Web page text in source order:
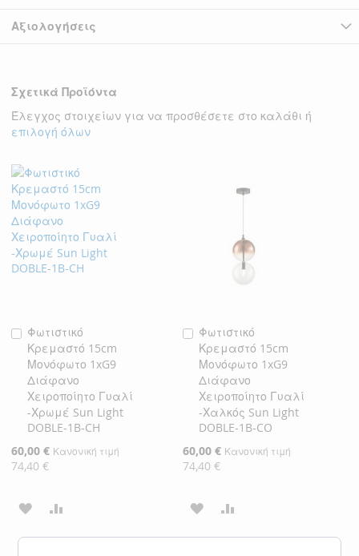
Αξιολογήσεις
Σχετικά Προϊόντα
Έλεγχος στοιχείων για να προσθέσετε στο καλάθι ή
επιλογή όλων
Φωτιστικό
Κρεμαστό 15cm
Μονόφωτο 1xG9
Διάφανο
Χειροποίητο Γυαλί
-Χρωμέ Sun Light
DOBLE-1B-CH
Ειδική
Τιμή
60,00 € Κανονική τιμή
74,40 €
Προσθήκη
στο
Καλάθι
ΠΡΟΣΘΉΚΗ
ΣΤΗ ΓΙΑ
Φωτιστικό
Κρεμαστό 15cm
Μονόφωτο 1xG9
Διάφανο
Χειροποίητο Γυαλί
-Χαλκός Sun Light
DOBLE-1B-CO
Ειδική
Τιμή
60,00 € Κανονική τιμή
74,40 €
Προσθήκη
στο
Καλάθι
ΠΡΟΣΘΉΚΗ
ΣΤΗ ΓΙΑ